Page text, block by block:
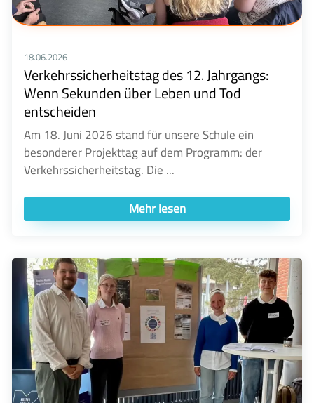
18.06.2026
Verkehrssicherheitstag des 12. Jahrgangs:
Wenn Sekunden über Leben und Tod
entscheiden
Am 18. Juni 2026 stand für unsere Schule ein
besonderer Projekttag auf dem Programm: der
Verkehrssicherheitstag. Die ...
Mehr lesen